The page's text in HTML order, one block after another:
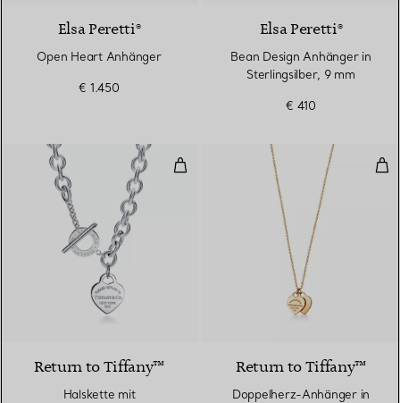
Elsa Peretti®
Open Heart Anhänger
€ 1.450
Elsa Peretti®
Bean Design Anhänger in
Sterlingsilber, 9 mm
€ 410
Halskette mit Herzanhänger
Return to Tiffany™
Halskette mit
Return to Tiffany™
Doppelherz-Anhänger in